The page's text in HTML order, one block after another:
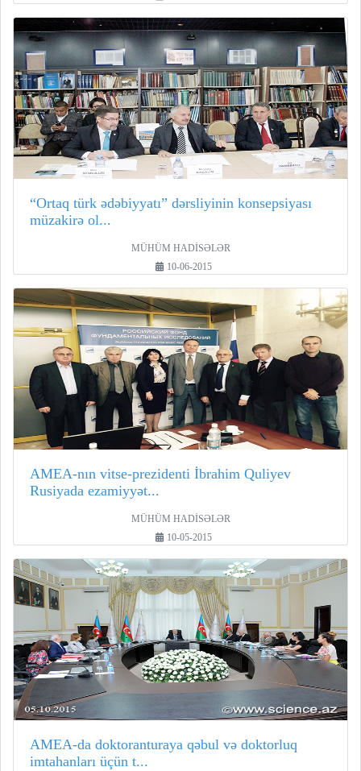
“Ortaq türk ədəbiyyatı” dərsliyinin konsepsiyası
müzakirə ol...
MÜHÜM HADİSƏLƏR
10-06-2015
AMEA-nın vitse-prezidenti İbrahim Quliyev
Rusiyada ezamiyyət...
MÜHÜM HADİSƏLƏR
10-05-2015
AMEA-da doktoranturaya qəbul və doktorluq
imtahanları üçün t...